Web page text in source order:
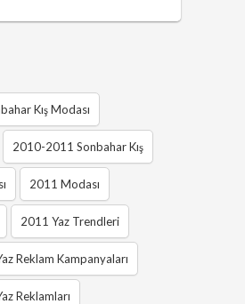
Kış Modası
2010-2011 Sonbahar Kış
2011 Modası
2011 Yaz Trendleri
Reklam Kampanyaları
Reklamları